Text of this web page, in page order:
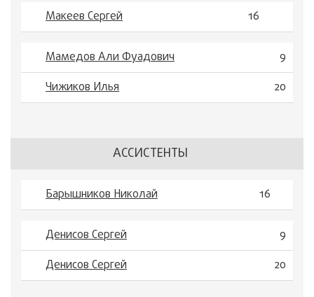
Макеев Сергей 16
Мамедов Али Фуадович
9
Чижиков Илья
20
АССИСТЕНТЫ
Барышников Николай 16
Денисов Сергей
9
Денисов Сергей
20